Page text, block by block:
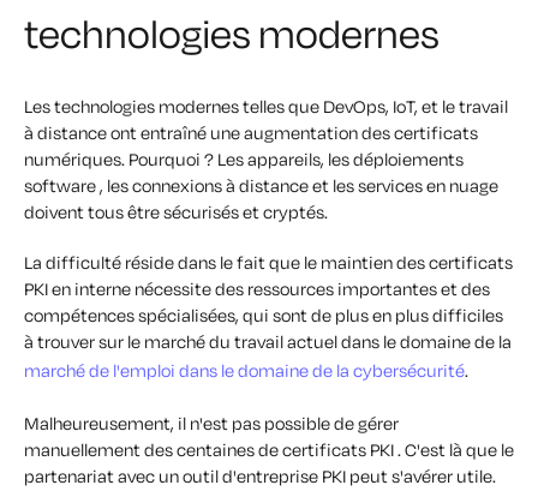
technologies modernes
Les technologies modernes telles que DevOps, IoT, et le travail
à distance ont entraîné une augmentation des certificats
numériques. Pourquoi ? Les appareils, les déploiements
software , les connexions à distance et les services en nuage
doivent tous être sécurisés et cryptés.
La difficulté réside dans le fait que le maintien des certificats
PKI en interne nécessite des ressources importantes et des
compétences spécialisées, qui sont de plus en plus difficiles
à trouver sur le marché du travail actuel dans le domaine de la
marché de l'emploi dans le domaine de la cybersécurité.
Malheureusement, il n'est pas possible de gérer
manuellement des centaines de certificats PKI .C'est là que le
partenariat avec un outil d'entreprise PKI peut s'avérer utile.